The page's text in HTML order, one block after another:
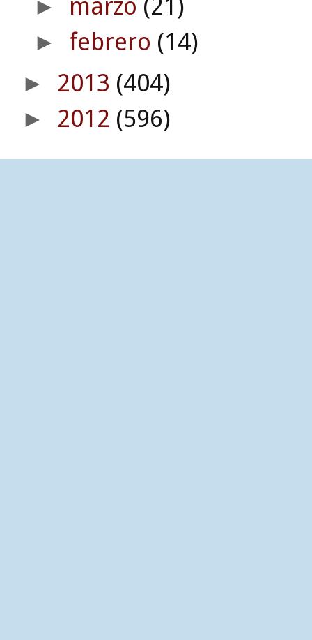
► marzo (21)
► febrero (14)
► 2013 (404)
► 2012 (596)